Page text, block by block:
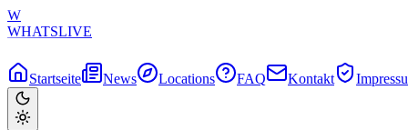
W
WHATSLIVE
Startseite News Locations FAQ Kontakt